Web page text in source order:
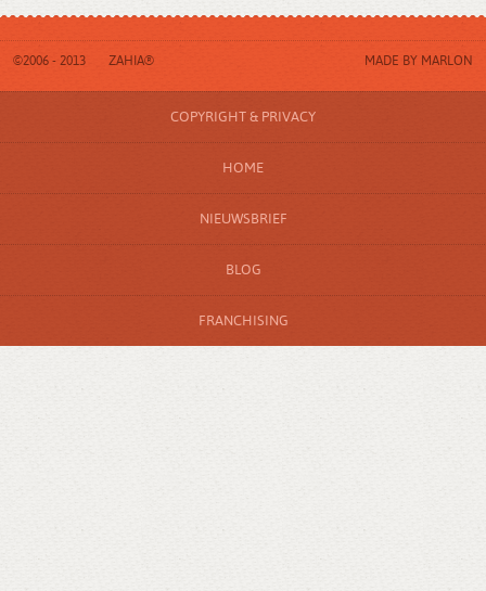
©2006 - 2013 ZAHIA® MADE BY MARLON
COPYRIGHT & PRIVACY
HOME
NIEUWSBRIEF
BLOG
FRANCHISING